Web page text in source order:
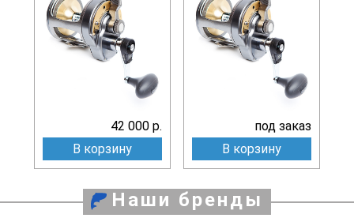
42 000 р.
В корзину
под заказ
В корзину
Наши бренды